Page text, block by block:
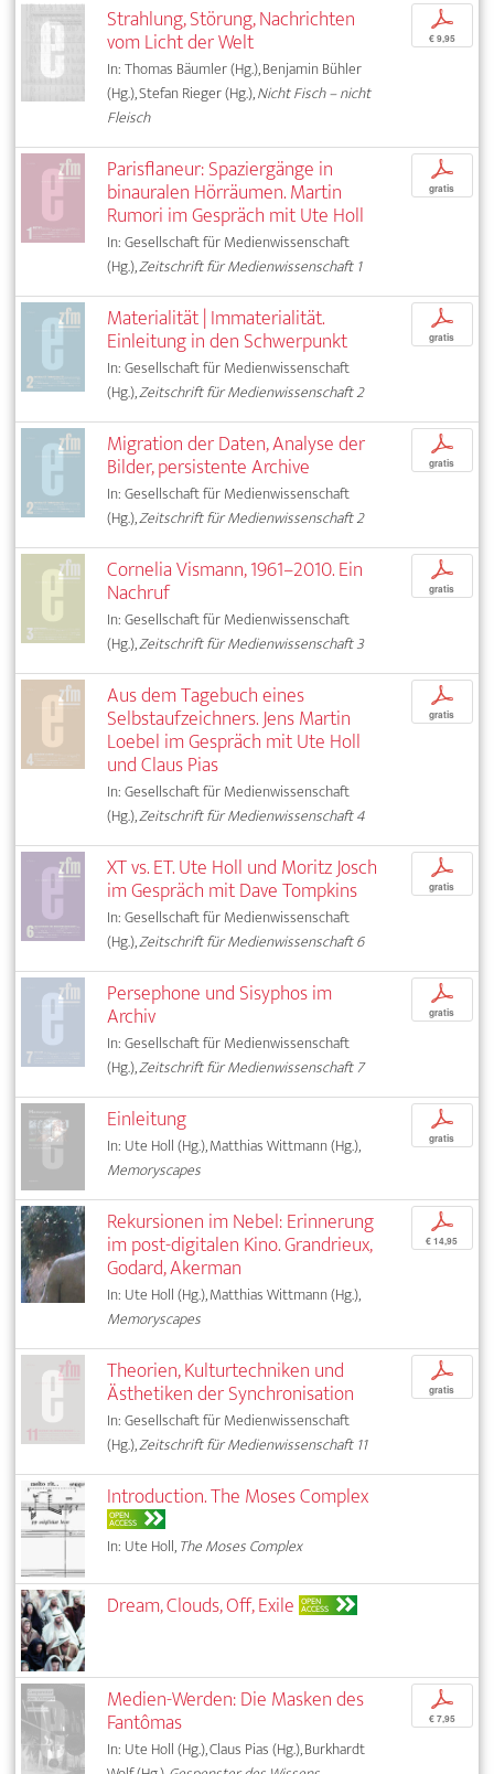
Strahlung, Störung, Nachrichten
vom Licht der Welt
In: Thomas Bäumler (Hg.), Benjamin Bühler
(Hg.), Stefan Rieger (Hg.),Nicht Fisch – nicht
Fleisch
p
€ 9,95
Parisflaneur: Spaziergänge in
binauralen Hörräumen. Martin
Rumori im Gespräch mit Ute Holl
In: Gesellschaft für Medienwissenschaft
(Hg.),Zeitschrift für Medienwissenschaft 1
p
gratis
Materialität | Immaterialität.
Einleitung in den Schwerpunkt
In: Gesellschaft für Medienwissenschaft
(Hg.),Zeitschrift für Medienwissenschaft 2
p
gratis
Migration der Daten, Analyse der
Bilder, persistente Archive
In: Gesellschaft für Medienwissenschaft
(Hg.),Zeitschrift für Medienwissenschaft 2
p
gratis
Cornelia Vismann, 1961–2010. Ein
Nachruf
In: Gesellschaft für Medienwissenschaft
(Hg.),Zeitschrift für Medienwissenschaft 3
p
gratis
Aus dem Tagebuch eines
Selbstaufzeichners. Jens Martin
Loebel im Gespräch mit Ute Holl
und Claus Pias
In: Gesellschaft für Medienwissenschaft
(Hg.),Zeitschrift für Medienwissenschaft 4
p
gratis
XT vs. ET. Ute Holl und Moritz Josch
im Gespräch mit Dave Tompkins
In: Gesellschaft für Medienwissenschaft
(Hg.),Zeitschrift für Medienwissenschaft 6
p
gratis
Persephone und Sisyphos im
Archiv
In: Gesellschaft für Medienwissenschaft
(Hg.),Zeitschrift für Medienwissenschaft 7
p
gratis
Einleitung
In: Ute Holl (Hg.), Matthias Wittmann (Hg.),
Memoryscapes
p
gratis
Rekursionen im Nebel: Erinnerung
im post-digitalen Kino. Grandrieux,
Godard, Akerman
In: Ute Holl (Hg.), Matthias Wittmann (Hg.),
Memoryscapes
p
€ 14,95
Theorien, Kulturtechniken und
Ästhetiken der Synchronisation
In: Gesellschaft für Medienwissenschaft
(Hg.),Zeitschrift für Medienwissenschaft 11
p
gratis
Introduction. The Moses Complex
OPEN
ACCESS
In: Ute Holl,The Moses Complex
Dream, Clouds, Off, Exile OPEN
ACCESS
Medien-Werden: Die Masken des
Fantômas
In: Ute Holl (Hg.), Claus Pias (Hg.), Burkhardt
p
€ 7,95